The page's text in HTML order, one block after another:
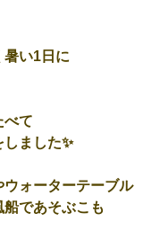
暑い1日に
べて
ました✨
ォーターテーブル
であそぶこも